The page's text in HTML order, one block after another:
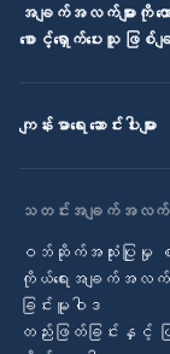
အချက်အလက်များကို ထ
စောင့်ရှောက်ပေးသူ ဖြ
ကျန်းမာရေး ဆောင်းပါးများ
သတင်းအချက်အလက်
ဝဘ်ဆိုက်အသုံးပြုမှု စည်း
ကိုယ်ရေးအချက်အလက်
ခြင်းမူဝါဒ
တည်းဖြတ်ခြင်းနှင့်